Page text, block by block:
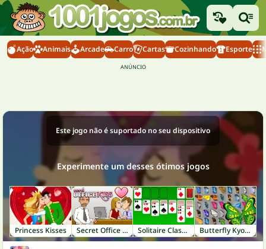
Ação Animais Arcade Carro Cartas Cozinhando Esporte
Este jogo não é suportado no seu dispositivo
Experimente um desses ótimos jogos
Princess Kisses Secret Office Kissing Solitaire Classic Butterfly Kyodai